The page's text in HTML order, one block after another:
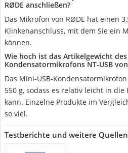
RØDE anschließen?
Das Mikrofon von RØDE hat einen
Klinkenanschluss, mit dem Sie ein
können.
Wie hoch ist das Artikelgewicht des
Kondensatormikrofons NT-USB von
Das Mini-USB-
550 g, sodass es relativ leicht in
kann. Einzelne Produkte im
so viel.
Testberichte und weitere Quellen